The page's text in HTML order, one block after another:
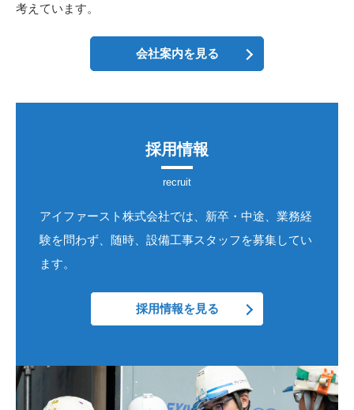
考えています。
会社案内を見る
採用情報
アイファースト株式会社では、新卒・中途、業務経
験を問わず、随時、設備工事スタッフを募集してい
ます。
採用情報を見る